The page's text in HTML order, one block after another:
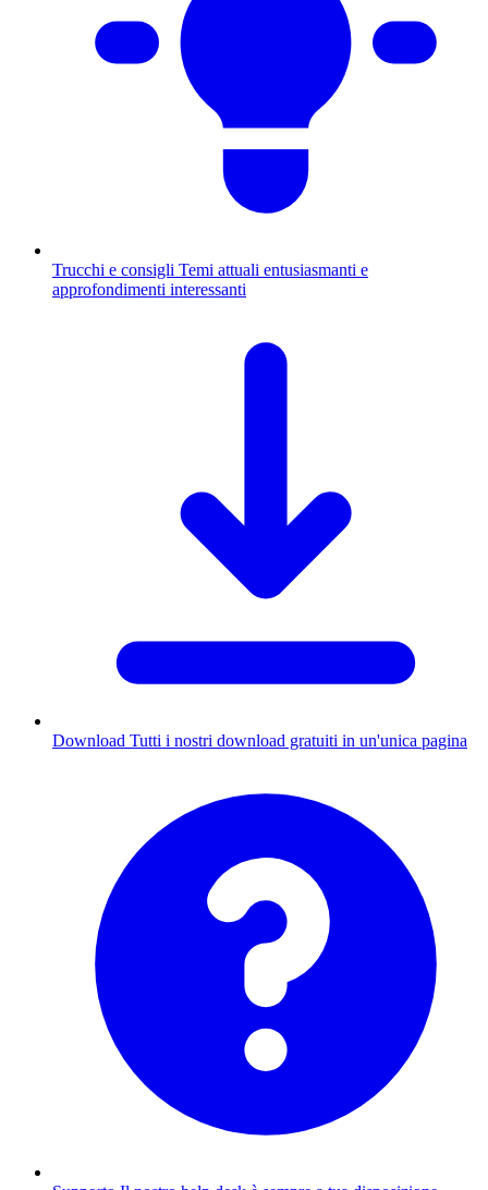
Trucchi e consigli Temi attuali entusiasmanti e
approfondimenti interessanti
Download Tutti i nostri download gratuiti in un'unica pagina